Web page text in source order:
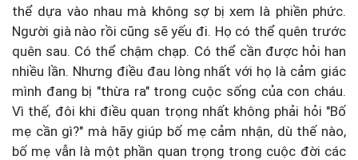
thể dựa vào nhau mà không sợ bị xem là phiền phức.
Người già nào rồi cũng sẽ yếu đi. Họ có thể quên trước
quên sau. Có thể chậm chạp. Có thể cần được hỏi han
nhiều lần. Nhưng điều đau lòng nhất với họ là cảm giác
mình đang bị "thừa ra" trong cuộc sống của con cháu.
Vì thế, đôi khi điều quan trọng nhất không phải hỏi "Bố
mẹ cần gì?" mà hãy giúp bố mẹ cảm nhận, dù thế nào,
bố mẹ vẫn là một phần quan trọng trong cuộc đời các